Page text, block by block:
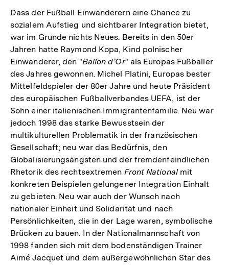
Dass der Fußball Einwanderern eine Chance zu
sozialem Aufstieg und sichtbarer Integration bietet,
war im Grunde nichts Neues. Bereits in den 50er
Jahren hatte Raymond Kopa, Kind polnischer
Einwanderer, den "Ballon d’Or" als Europas Fußballer
des Jahres gewonnen. Michel Platini, Europas bester
Mittelfeldspieler der 80er Jahre und heute Präsident
des europäischen Fußballverbandes UEFA, ist der
Sohn einer italienischen Immigrantenfamilie. Neu war
jedoch 1998 das starke Bewusstsein der
multikulturellen Problematik in der französischen
Gesellschaft; neu war das Bedürfnis, den
Globalisierungsängsten und der fremdenfeindlichen
Rhetorik des rechtsextremen Front Nationalmit
konkreten Beispielen gelungener Integration Einhalt
zu gebieten. Neu war auch der Wunsch nach
nationaler Einheit und Solidarität und nach
Persönlichkeiten, die in der Lage waren, symbolische
Brücken zu bauen. In der Nationalmannschaft von
1998 fanden sich mit dem bodenständigen Trainer
Aimé Jacquet und dem außergewöhnlichen Star des